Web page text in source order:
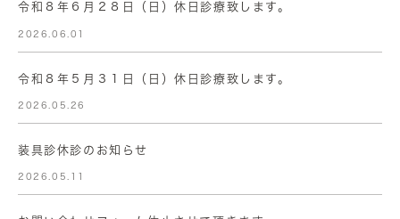
令和８年６月２８日（日）休日診療致します。
2026.06.01
令和８年５月３１日（日）休日診療致します。
2026.05.26
装具診休診のお知らせ
2026.05.11